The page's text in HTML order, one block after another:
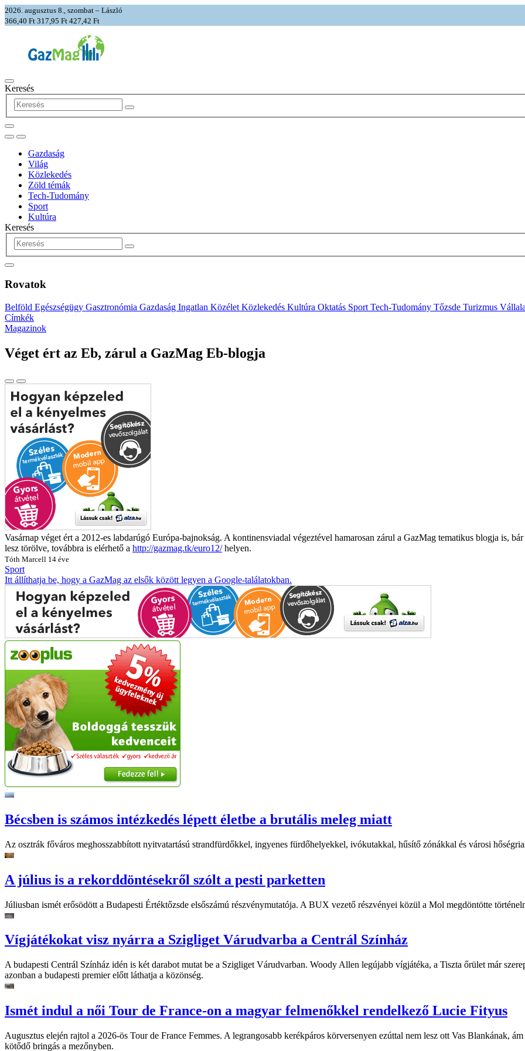
2026. augusztus 8., szombat – László
366,40 Ft 317,95 Ft 427,42 Ft
Keresés
Gazdaság
Világ
Közlekedés
Zöld témák
Tech-Tudomány
Sport
Kultúra
Keresés
Rovatok
Belföld Egészségügy Gasztronómia Gazdaság Ingatlan Közélet Közlekedés Kultúra Oktatás Sport Tech-Tudomány Tőzsde Turizmus
Címkék
Magazinok
Véget ért az Eb, zárul a GazMag Eb-blogja
Vasárnap véget ért a 2012-es labdarúgó Európa-bajnokság. A kontinensviadal végeztével hamarosan zárul a GazMag tematikus blogja is,
lesz törölve, továbbra is elérhető a http://gazmag.tk/euro12/helyen.
Tóth Marcell 14 éve
Sport
Itt állíthatja be, hogy a GazMag az elsők között legyen a Google-találatokban.
Bécsben is számos intézkedés lépett életbe a brutális meleg miatt
Az osztrák főváros meghosszabbított nyitvatartású strandfürdőkkel, ingyenes fürdőhelyekkel, ivókutakkal, hűsítő zónákkal és városi
A július is a rekorddöntésekről szólt a pesti parketten
Júliusban ismét erősödött a Budapesti Értéktőzsde elsőszámú részvénymutatója. A BUX vezető részvényei közül a Mol megdöntötte
Vígjátékokat visz nyárra a Szigliget Várudvarba a Centrál Színház
A budapesti Centrál Színház idén is két darabot mutat be a Szigliget Várudvarban. Woody Allen legújabb vígjátéka, a Tiszta őrület már
azonban a budapesti premier előtt láthatja a közönség.
Ismét indul a női Tour de France-on a magyar felmenőkkel rendelkező Lucie Fityus
Augusztus elején rajtol a 2026-ös Tour de France Femmes. A legrangosabb kerékpáros körversenyen ezúttal nem lesz ott Vas Blankának,
kötődő bringás a mezőnyben.